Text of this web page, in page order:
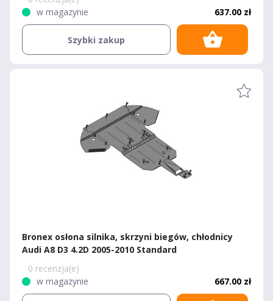
w magazynie
637.00 zł
Szybki zakup
Bronex osłona silnika, skrzyni biegów, chłodnicy
Audi A8 D3 4.2D 2005-2010 Standard
0 recenzja(e)
w magazynie
667.00 zł